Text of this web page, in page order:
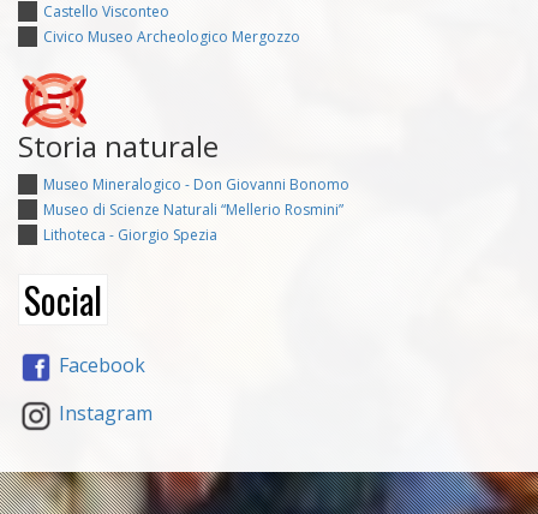
Castello Visconteo
Civico Museo Archeologico Mergozzo
Storia naturale
Museo Mineralogico - Don Giovanni Bonomo
Museo di Scienze Naturali “Mellerio Rosmini”
Lithoteca - Giorgio Spezia
Social
Facebook
Instagram